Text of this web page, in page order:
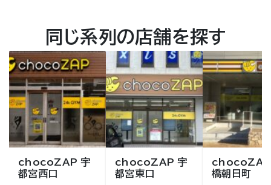
同じ系列の店舗を探す
chocoZAP 宇
都宮西口
chocoZAP 宇
都宮東口
chocoZAP
橋朝日町